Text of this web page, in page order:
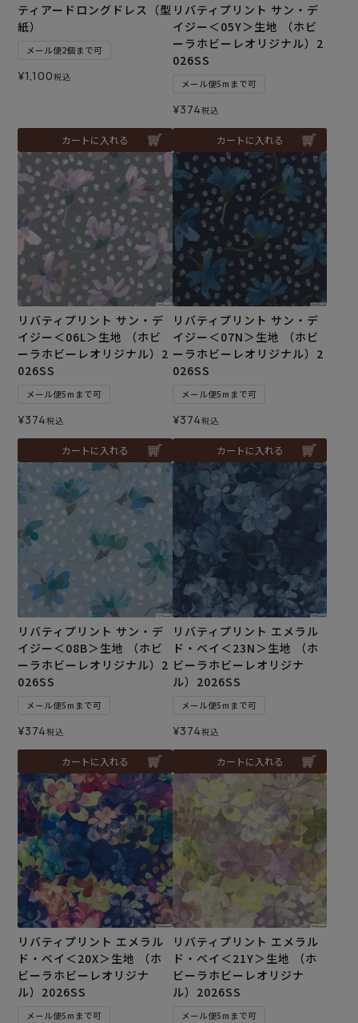
ティアードロングドレス（型
紙）
メール便2個まで可
¥1,100税込
カートに入れる
リバティプリント サン・デ
イジー＜05Y＞生地 （ホビ
ーラホビーレオリジナル）2
026SS
メール便5mまで可
¥374税込
カートに入れる
リバティプリント サン・デ
イジー＜06L＞生地 （ホビ
ーラホビーレオリジナル）2
026SS
メール便5mまで可
¥374税込
カートに入れる
リバティプリント サン・デ
イジー＜07N＞生地 （ホビ
ーラホビーレオリジナル）2
026SS
メール便5mまで可
¥374税込
カートに入れる
リバティプリント サン・デ
イジー＜08B＞生地 （ホビ
ーラホビーレオリジナル）2
026SS
メール便5mまで可
¥374税込
カートに入れる
リバティプリント エメラル
ド・ベイ＜23N＞生地 （ホ
ビーラホビーレオリジナ
ル）2026SS
メール便5mまで可
¥374税込
カートに入れる
リバティプリント エメラル
ド・ベイ＜20X＞生地 （ホ
ビーラホビーレオリジナ
ル）2026SS
メール便5mまで可
リバティプリント エメラル
ド・ベイ＜21Y＞生地 （ホ
ビーラホビーレオリジナ
ル）2026SS
メール便5mまで可